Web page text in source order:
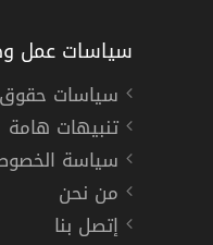
سياسات عمل
سياسات حقوق
تنبيهات هامة
سياسة
من نحن
إتصل بنا